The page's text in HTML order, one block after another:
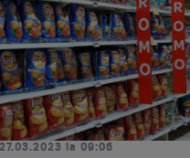
la 09:06